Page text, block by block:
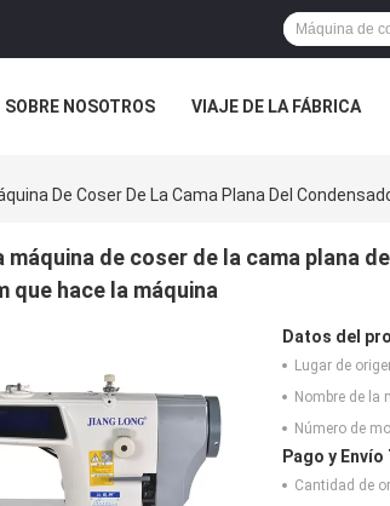
SOBRE NOSOTROS VIAJE DE LA FÁBRICA
De Coser De La Cama Plana Del
máquina de coser de la cama plana
que hace la máquina
Datos del
Lugar de
Nombre de la
Número de
Pago y
Cantidad de